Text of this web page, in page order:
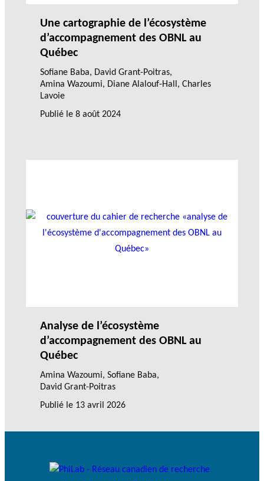
Une cartographie de l’écosystème
d’accompagnement des OBNL au
Québec
Sofiane Baba, David Grant-Poitras,
Amina Wazoumi, Diane Alalouf-Hall , Charles
Lavoie
Publié le 8 août 2024
Analyse de l’écosystème
d’accompagnement des OBNL au
Québec
Amina Wazoumi, Sofiane Baba,
David Grant-Poitras
Publié le 13 avril 2026